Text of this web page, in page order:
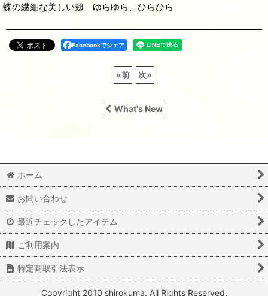
蝶の繊細な美しい翅 ゆらゆら、ひらひら
Facebookでシェア
«前 次»
What's New
ホーム
お問い合わせ
最近チェックしたアイテム
ご利用案内
特定商取引法表示
Copyright 2010 shirokuma. All Rights Reserved.